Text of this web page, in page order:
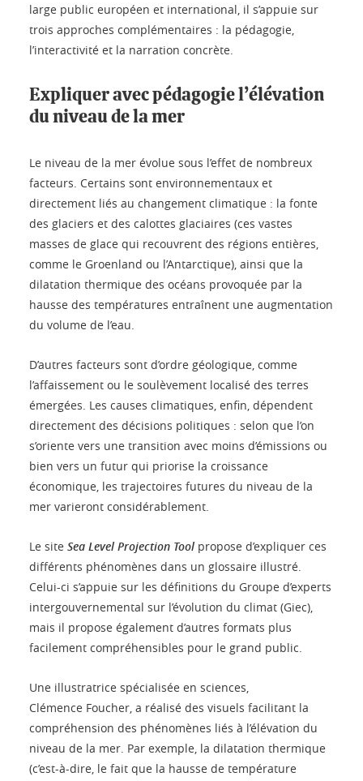
large public européen et international, il s’appuie sur
trois approches complémentaires : la pédagogie,
l’interactivité et la narration concrète.
Expliquer avec pédagogie l’élévation
du niveau de la mer
Le niveau de la mer évolue sous l’effet de nombreux
facteurs. Certains sont environnementaux et
directement liés au changement climatique : la fonte
des glaciers et des calottes glaciaires (ces vastes
masses de glace qui recouvrent des régions entières,
comme le Groenland ou l’Antarctique), ainsi que la
dilatation thermique des océans provoquée par la
hausse des températures entraînent une augmentation
du volume de l’eau.
D’autres facteurs sont d’ordre géologique, comme
l’affaissement ou le soulèvement localisé des terres
émergées. Les causes climatiques, enfin, dépendent
directement des décisions politiques : selon que l’on
s’oriente vers une transition avec moins d’émissions ou
bien vers un futur qui priorise la croissance
économique, les trajectoires futures du niveau de la
mer varieront considérablement.
Le site Sea Level Projection Tool propose d’expliquer ces
différents phénomènes dans un glossaire illustré.
Celui-ci s’appuie sur les définitions du Groupe d’experts
intergouvernemental sur l’évolution du climat (Giec),
mais il propose également d’autres formats plus
facilement compréhensibles pour le grand public.
Une illustratrice spécialisée en sciences,
Clémence Foucher, a réalisé des visuels facilitant la
compréhension des phénomènes liés à l’élévation du
niveau de la mer. Par exemple, la dilatation thermique
(c’est-à-dire, le fait que la hausse de température